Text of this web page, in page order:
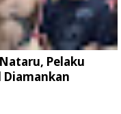
Pelaku
Diamankan